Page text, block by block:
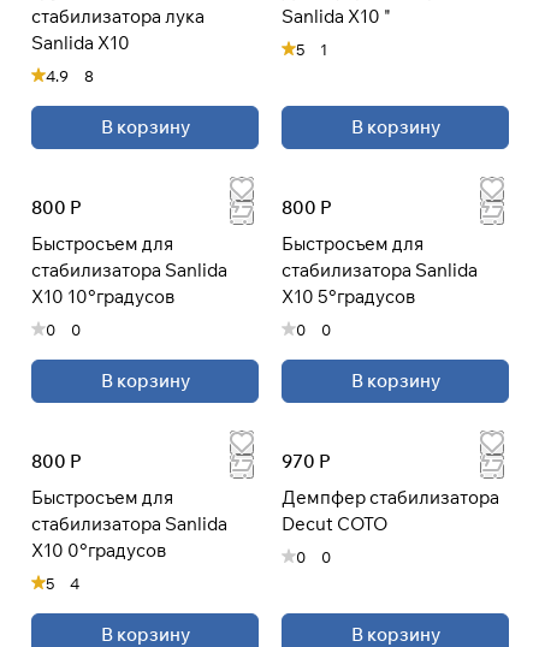
стабилизатора лука
Sanlida X10
4.9 8
В корзину
Sanlida X10 "
5 1
В корзину
800 Р
Быстросъем для
стабилизатора Sanlida
X10 10°градусов
0 0
В корзину
800 Р
Быстросъем для
стабилизатора Sanlida
X10 5°градусов
0 0
В корзину
800 Р
Быстросъем для
стабилизатора Sanlida
X10 0°градусов
5 4
В корзину
970 Р
Демпфер стабилизатора
Decut COTO
0 0
В корзину
Подробнее
об оплате Плайтом
раз в 2
недели
раз в 2 недели
Остались вопросы?
8 800 302-02-51
plait.ru